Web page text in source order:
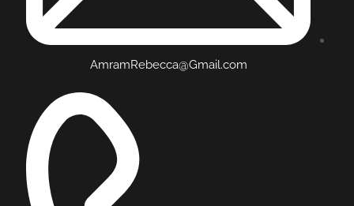
AmramRebecca@Gmail.com